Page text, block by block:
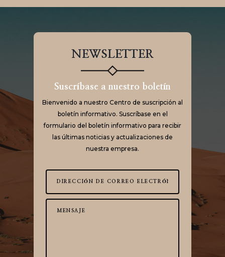
NEWSLETTER
Suscríbase a nuestro boletín
Bienvenido a nuestro Centro de suscripción al
boletín informativo. Suscríbase en el
formulario del boletín informativo para recibir
las últimas noticias y actualizaciones de
nuestra empresa.